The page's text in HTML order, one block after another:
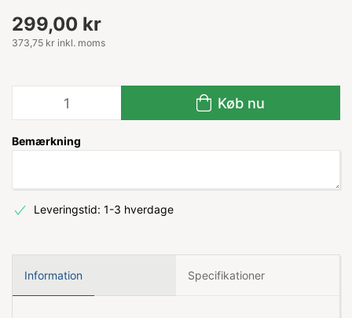
299,00 kr
373,75 kr inkl. moms
Køb nu
Bemærkning
Leveringstid: 1-3 hverdage
Information Specifikationer